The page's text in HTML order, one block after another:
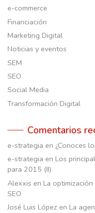
e-commerce
Financiación
Marketing Digital
Noticias y eventos
SEM
SEO
Social Media
Transformación Digital
Comentarios
e-strategia en ¿Conoces
e-strategia en Los
para 2015 (II)
Alexxis en La
SEO
José Luis López en La